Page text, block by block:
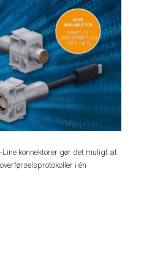
konnektorer gør det muligt at
i én